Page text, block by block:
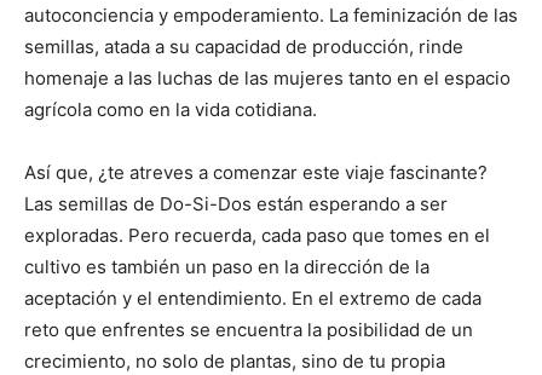
autoconciencia y empoderamiento. La feminización de las
semillas, atada a su capacidad de producción, rinde
homenaje a las luchas de las mujeres tanto en el espacio
agrícola como en la vida cotidiana.
Así que, ¿te atreves a comenzar este viaje fascinante?
Las semillas de Do-Si-Dos están esperando a ser
exploradas. Pero recuerda, cada paso que tomes en el
cultivo es también un paso en la dirección de la
aceptación y el entendimiento. En el extremo de cada
reto que enfrentes se encuentra la posibilidad de un
crecimiento, no solo de plantas, sino de tu propia